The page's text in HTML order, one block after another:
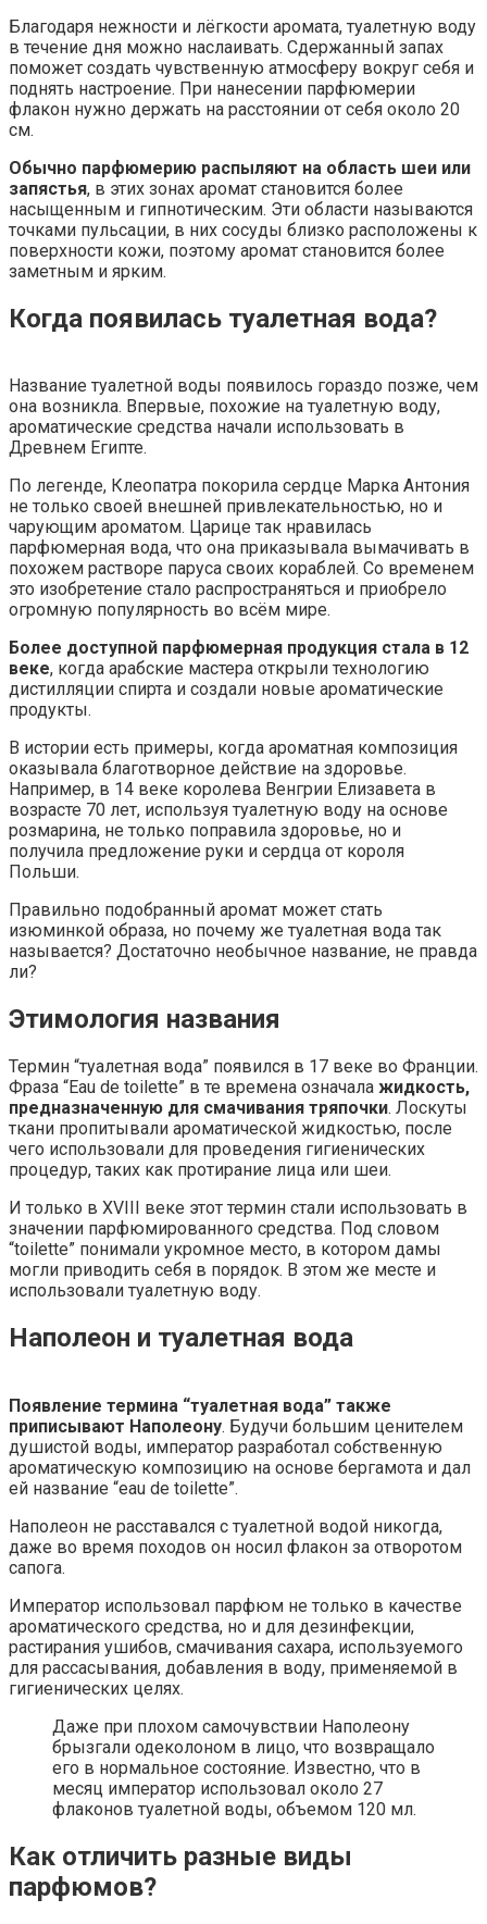
Благодаря нежности и лёгкости аромата, туалетную воду
в течение дня можно наслаивать. Сдержанный запах
поможет создать чувственную атмосферу вокруг себя и
поднять настроение. При нанесении парфюмерии
флакон нужно держать на расстоянии от себя около 20
см.
Обычно парфюмерию распыляют на область шеи или
запястья, в этих зонах аромат становится более
насыщенным и гипнотическим. Эти области называются
точками пульсации, в них сосуды близко расположены к
поверхности кожи, поэтому аромат становится более
заметным и ярким.
Когда появилась туалетная вода?
Название туалетной воды появилось гораздо позже, чем
она возникла. Впервые, похожие на туалетную воду,
ароматические средства начали использовать в
Древнем Египте.
По легенде, Клеопатра покорила сердце Марка Антония
не только своей внешней привлекательностью, но и
чарующим ароматом. Царице так нравилась
парфюмерная вода, что она приказывала вымачивать в
похожем растворе паруса своих кораблей. Со временем
это изобретение стало распространяться и приобрело
огромную популярность во всём мире.
Более доступной парфюмерная продукция стала в 12
веке, когда арабские мастера открыли технологию
дистилляции спирта и создали новые ароматические
продукты.
В истории есть примеры, когда ароматная композиция
оказывала благотворное действие на здоровье.
Например, в 14 веке королева Венгрии Елизавета в
возрасте 70 лет, используя туалетную воду на основе
розмарина, не только поправила здоровье, но и
получила предложение руки и сердца от короля
Польши.
Правильно подобранный аромат может стать
изюминкой образа, но почему же туалетная вода так
называется? Достаточно необычное название, не правда
ли?
Этимология названия
Термин “туалетная вода” появился в 17 веке во Франции.
Фраза “Eau de toilette” в те времена означала жидкость,
предназначенную для смачивания тряпочки. Лоскуты
ткани пропитывали ароматической жидкостью, после
чего использовали для проведения гигиенических
процедур, таких как протирание лица или шеи.
И только в XVIII веке этот термин стали использовать в
значении парфюмированного средства. Под словом
“toilette” понимали укромное место, в котором дамы
могли приводить себя в порядок. В этом же месте и
использовали туалетную воду.
Наполеон и туалетная вода
Появление термина “туалетная вода” также
приписывают Наполеону. Будучи большим ценителем
душистой воды, император разработал собственную
ароматическую композицию на основе бергамота и дал
ей название “eau de toilette”.
Наполеон не расставался с туалетной водой никогда,
даже во время походов он носил флакон за отворотом
сапога.
Император использовал парфюм не только в качестве
ароматического средства, но и для дезинфекции,
растирания ушибов, смачивания сахара, используемого
для рассасывания, добавления в воду, применяемой в
гигиенических целях.
Даже при плохом самочувствии Наполеону
брызгали одеколоном в лицо, что возвращало
его в нормальное состояние. Известно, что в
месяц император использовал около 27
флаконов туалетной воды, объемом 120 мл.
Как отличить разные виды
парфюмов?